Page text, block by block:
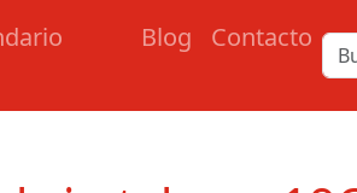
Blog Contacto